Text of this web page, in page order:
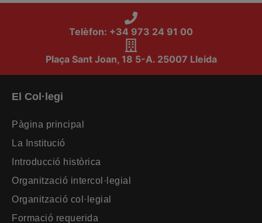
Telèfon: +34 973 24 91 00
Plaça Sant Joan, 18 5-A. 25007 Lleida
El Col·legi
Pàgina principal
La Institució
Introducció històrica
Organització intercol·legial
Organització col·legial
Formació requerida